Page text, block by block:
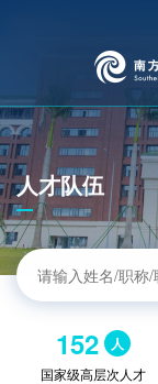
人才队伍
152 人
国家级高层次人才